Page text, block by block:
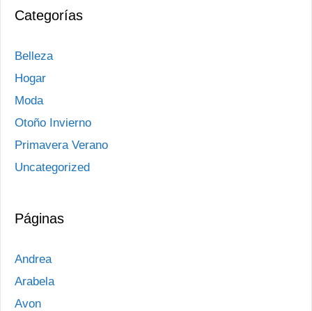
Categorías
Belleza
Hogar
Moda
Otoño Invierno
Primavera Verano
Uncategorized
Páginas
Andrea
Arabela
Avon